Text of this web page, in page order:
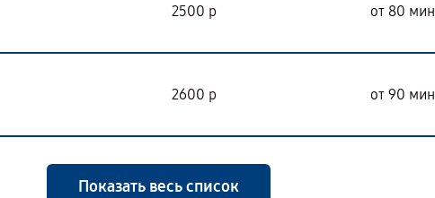
2500 р от 80 мин
2600 р от 90 мин
Показать весь список